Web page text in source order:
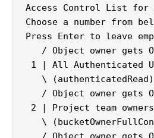
Access Control List for
Choose a number from
Press Enter to leave
/ Object owner gets
1 | All Authenticated
   \ (authenticatedRead)
/ Object owner gets
2 | Project team owners
\